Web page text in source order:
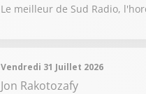
Le meilleur de Sud Radio,
Vendredi 31 Juillet 2026
Jon Rakotozafy